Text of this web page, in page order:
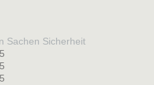
Sachen Sicherheit